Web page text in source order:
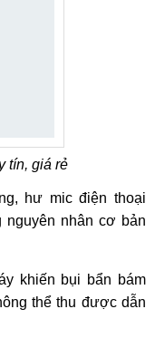
tín, giá rẻ
hư mic điện thoại
nhân cơ bản
khiến bụi bẩn bám
thể thu được dẫn